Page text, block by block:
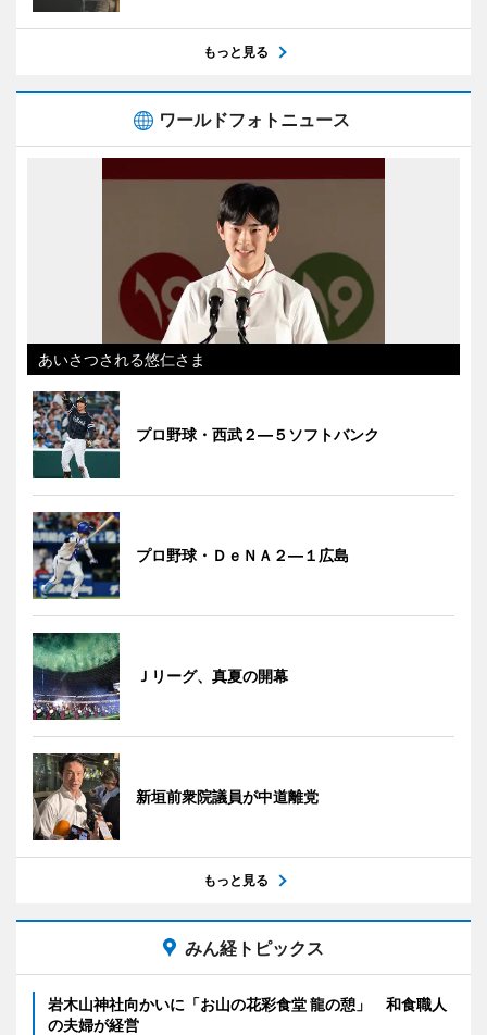
もっと見る
ワールドフォトニュース
あいさつされる悠仁さま
プロ野球・西武２―５ソフトバンク
プロ野球・ＤｅＮＡ２―１広島
Ｊリーグ、真夏の開幕
新垣前衆院議員が中道離党
もっと見る
みん経トピックス
岩木山神社向かいに「お山の花彩食堂 龍の憩」 和食職人
の夫婦が経営